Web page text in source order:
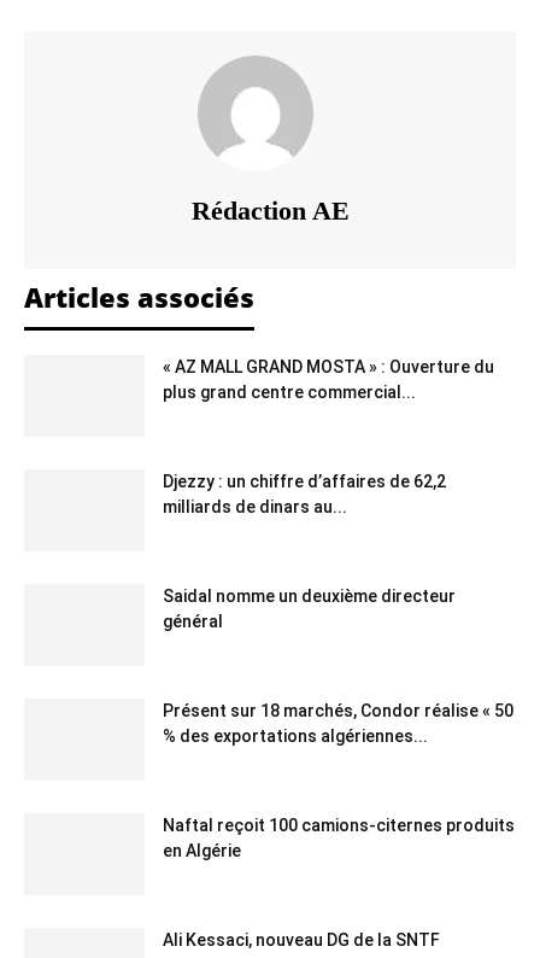
Rédaction AE
Articles associés
« AZ MALL GRAND MOSTA » : Ouverture du
plus grand centre commercial...
Djezzy : un chiffre d’affaires de 62,2
milliards de dinars au...
Saidal nomme un deuxième directeur
général
Présent sur 18 marchés, Condor réalise « 50
% des exportations algériennes...
Naftal reçoit 100 camions-citernes produits
en Algérie
Ali Kessaci, nouveau DG de la SNTF